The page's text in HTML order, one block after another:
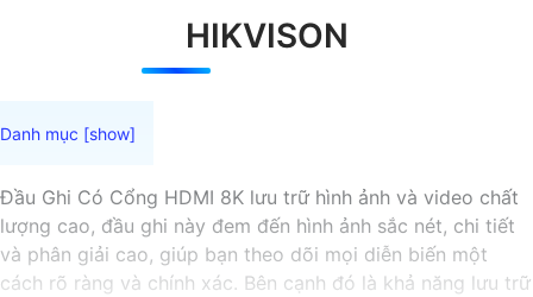
HIKVISON
Đầu Ghi Có Cổng HDMI 8K lưu trữ hình ảnh và video chất
lượng cao, đầu ghi này đem đến hình ảnh sắc nét, chi tiết
và phân giải cao, giúp bạn theo dõi mọi diễn biến một
cách rõ ràng và chính xác. Bên cạnh đó là khả năng lưu trữ